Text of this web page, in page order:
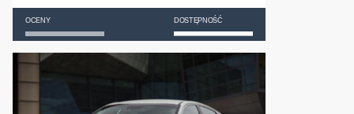
OCENY DOSTĘPNOŚĆ